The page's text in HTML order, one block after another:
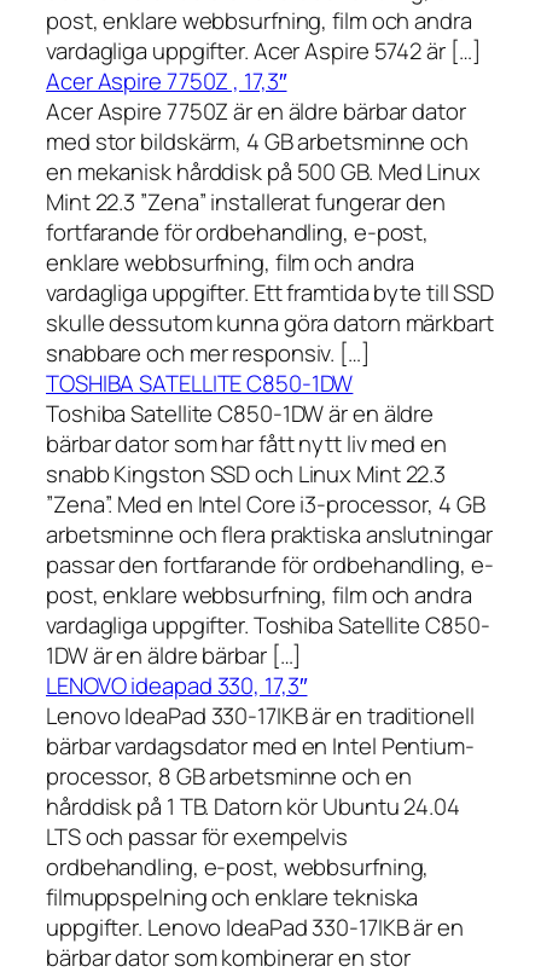
post, enklare webbsurfning, film och andra
vardagliga uppgifter. Acer Aspire 5742 är […]
Acer Aspire 7750Z , 17,3″
Acer Aspire 7750Z är en äldre bärbar dator
med stor bildskärm, 4 GB arbetsminne och
en mekanisk hårddisk på 500 GB. Med Linux
Mint 22.3 ”Zena” installerat fungerar den
fortfarande för ordbehandling, e-post,
enklare webbsurfning, film och andra
vardagliga uppgifter. Ett framtida byte till SSD
skulle dessutom kunna göra datorn märkbart
snabbare och mer responsiv. […]
TOSHIBA SATELLITE C850-1DW
Toshiba Satellite C850-1DW är en äldre
bärbar dator som har fått nytt liv med en
snabb Kingston SSD och Linux Mint 22.3
”Zena”. Med en Intel Core i3-processor, 4 GB
arbetsminne och flera praktiska anslutningar
passar den fortfarande för ordbehandling, e-
post, enklare webbsurfning, film och andra
vardagliga uppgifter. Toshiba Satellite C850-
1DW är en äldre bärbar […]
LENOVO ideapad 330, 17,3″
Lenovo IdeaPad 330-17IKB är en traditionell
bärbar vardagsdator med en Intel Pentium-
processor, 8 GB arbetsminne och en
hårddisk på 1 TB. Datorn kör Ubuntu 24.04
LTS och passar för exempelvis
ordbehandling, e-post, webbsurfning,
filmuppspelning och enklare tekniska
uppgifter. Lenovo IdeaPad 330-17IKB är en
bärbar dator som kombinerar en stor